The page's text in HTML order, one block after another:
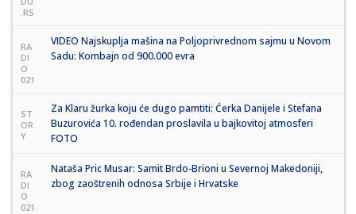
.RS
RA
DI
O
021
VIDEO Najskuplja mašina na Poljoprivrednom sajmu u Novom
Sadu: Kombajn od 900.000 evra
ST
OR
Y
Za Klaru žurka koju će dugo pamtiti: Ćerka Danijele i Stefana
Buzurovića 10. rođendan proslavila u bajkovitoj atmosferi
FOTO
RA
DI
O
021
Nataša Pric Musar: Samit Brdo-Brioni u Severnoj Makedoniji,
zbog zaoštrenih odnosa Srbije i Hrvatske